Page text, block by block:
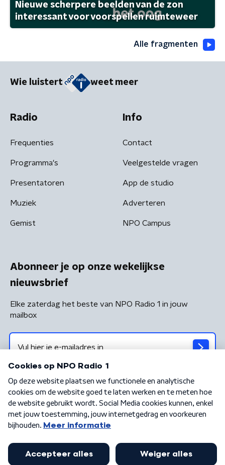
Nieuwe scherpere beelden van de zon
interessant voor voorspellen ruimteweer
Alle fragmenten
Wie luistert weet meer
Radio
Frequenties
Programma's
Presentatoren
Muziek
Gemist
Info
Contact
Veelgestelde vragen
App de studio
Adverteren
NPO Campus
Abonneer je op onze wekelijkse
nieuwsbrief
Elke zaterdag het beste van NPO Radio 1 in jouw
mailbox
Algemene voorwaarden